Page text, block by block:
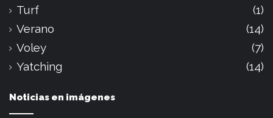
Turf
(1)
Verano
(14)
Voley
(7)
Yatching
(14)
Noticias en imágenes